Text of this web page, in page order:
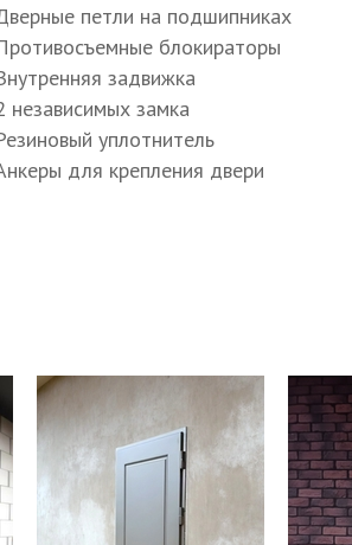
петли на подшипниках
блокираторы
задвижка
независимых замка
уплотнитель
для крепления двери